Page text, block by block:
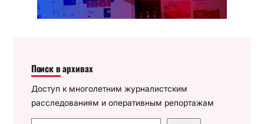
Поиск в архивах
Доступ к многолетним журналистским
расследованиям и оперативным репортажам